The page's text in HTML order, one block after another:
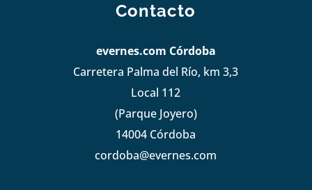
Contacto
evernes.com Córdoba
Carretera Palma del Río, km 3,3
Local 112
(Parque Joyero)
14004 Córdoba
cordoba@evernes.com